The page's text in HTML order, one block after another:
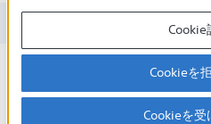
輝度差の少ない被写体をS-logで撮
縮されるように表示され、ヒスト
は低くなります。
Cookie
Cookieを
Cookieを受